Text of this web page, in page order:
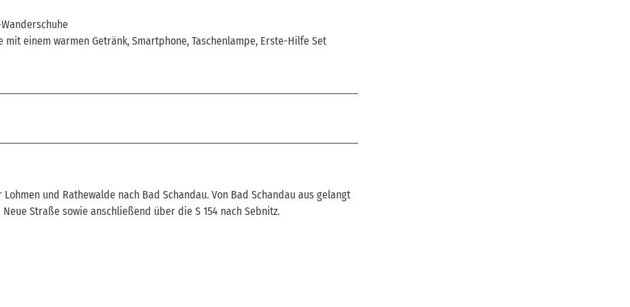
mit einem warmen Getränk, Smartphone, Taschenlampe, Erste-Hilfe Set
und Rathewalde nach Bad Schandau. Von Bad Schandau aus gelangt
Straße sowie anschließend über die S 154 nach Sebnitz.